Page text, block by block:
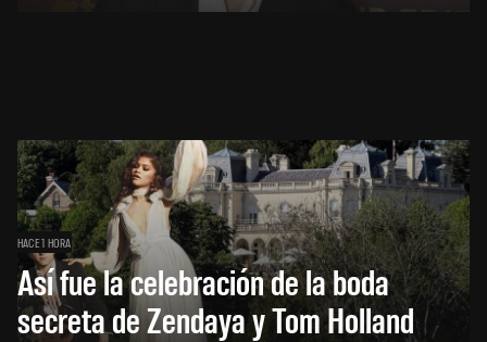
HACE 1 HORA
Así fue la celebración de la boda
secreta de Zendaya y Tom Holland